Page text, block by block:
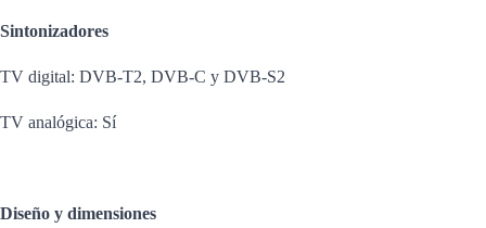
Sintonizadores
TV digital: DVB-T2, DVB-C y DVB-S2
TV analógica: Sí
Diseño y dimensiones